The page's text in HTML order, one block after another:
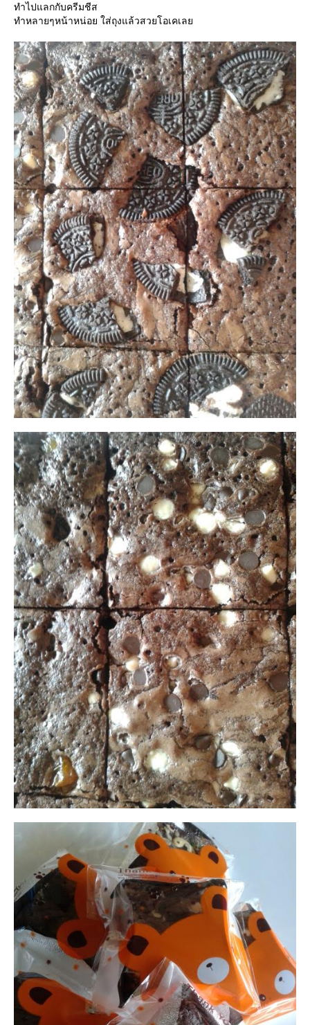
ทำไปแลกกับครีมชีส
ทำหลายๆหน้าหน่อย ใส่ถุงแล้วสวยโอเคเล